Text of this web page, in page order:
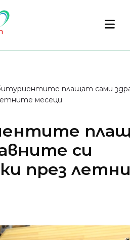
плащат сами
месеци
си
през